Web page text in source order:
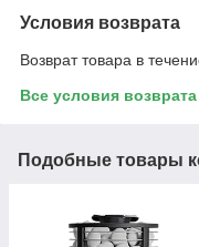
Условия возврата
Возврат товара в
Все условия возврата
Подобные товары